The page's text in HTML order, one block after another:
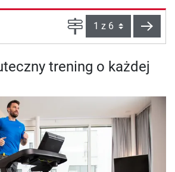
na stronie: Strona Dalej
trening o każdej